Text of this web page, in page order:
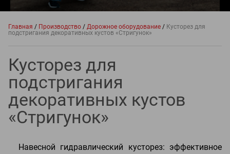
Главная / Производство / Дорожное оборудование / Кусторез для
подстригания декоративных кустов «Стригунок»
Кусторез для
подстригания
декоративных кустов
«Стригунок»
Навесной гидравлический кусторез: эффективное